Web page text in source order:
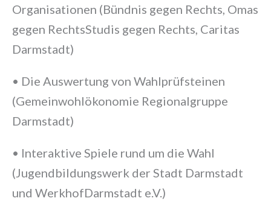
Organisationen (Bündnis gegen Rechts, Omas
gegen RechtsStudis gegen Rechts, Caritas
Darmstadt)
• Die Auswertung von Wahlprüfsteinen
(Gemeinwohlökonomie Regionalgruppe
Darmstadt)
• Interaktive Spiele rund um die Wahl
(Jugendbildungswerk der Stadt Darmstadt
und WerkhofDarmstadt e.V.)